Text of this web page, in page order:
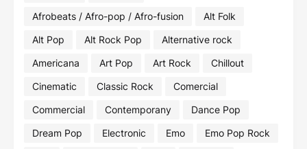
Afrobeats / Afro-pop / Afro-fusion
Alt Folk
Alt Pop
Alt Rock Pop
Alternative rock
Americana
Art Pop Art Rock
Chillout
Cinematic
Classic Rock
Comercial
Commercial
Contemporany
Dance Pop
Dream Pop
Electronic Emo
Emo Pop Rock